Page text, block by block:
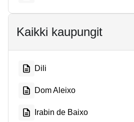
Kaikki kaupungit
Dili
Dom Aleixo
Irabin de Baixo